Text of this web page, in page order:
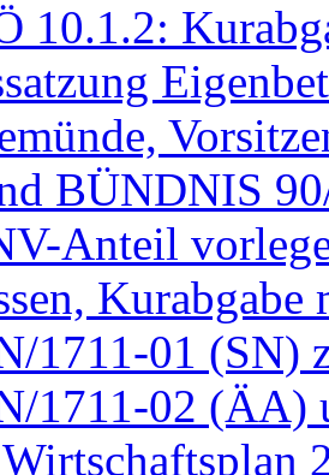
10.1.2:
BÜNDNIS
Anteil
1711-01 (SN)
1711-02 (ÄA)